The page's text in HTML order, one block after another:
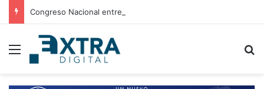
Menu